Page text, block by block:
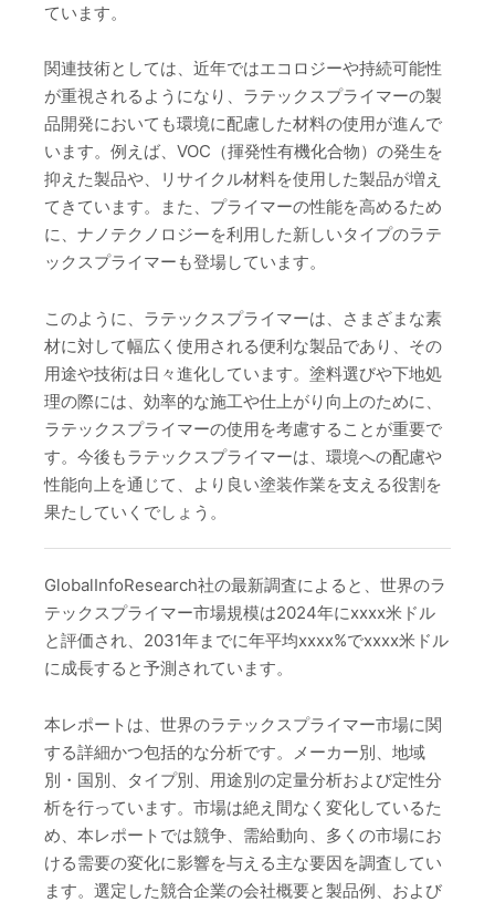
ています。
関連技術としては、近年ではエコロジーや持続可能性
が重視されるようになり、ラテックスプライマーの製
品開発においても環境に配慮した材料の使用が進んで
います。例えば、VOC（揮発性有機化合物）の発生を
抑えた製品や、リサイクル材料を使用した製品が増え
てきています。また、プライマーの性能を高めるため
に、ナノテクノロジーを利用した新しいタイプのラテ
ックスプライマーも登場しています。
このように、ラテックスプライマーは、さまざまな素
材に対して幅広く使用される便利な製品であり、その
用途や技術は日々進化しています。塗料選びや下地処
理の際には、効率的な施工や仕上がり向上のために、
ラテックスプライマーの使用を考慮することが重要で
す。今後もラテックスプライマーは、環境への配慮や
性能向上を通じて、より良い塗装作業を支える役割を
果たしていくでしょう。
GlobalInfoResearch社の最新調査によると、世界のラ
テックスプライマー市場規模は2024年にxxxx米ドル
と評価され、2031年までに年平均xxxx%でxxxx米ドル
に成長すると予測されています。
本レポートは、世界のラテックスプライマー市場に関
する詳細かつ包括的な分析です。メーカー別、地域
別・国別、タイプ別、用途別の定量分析および定性分
析を行っています。市場は絶え間なく変化しているた
め、本レポートでは競争、需給動向、多くの市場にお
ける需要の変化に影響を与える主な要因を調査してい
ます。選定した競合企業の会社概要と製品例、および